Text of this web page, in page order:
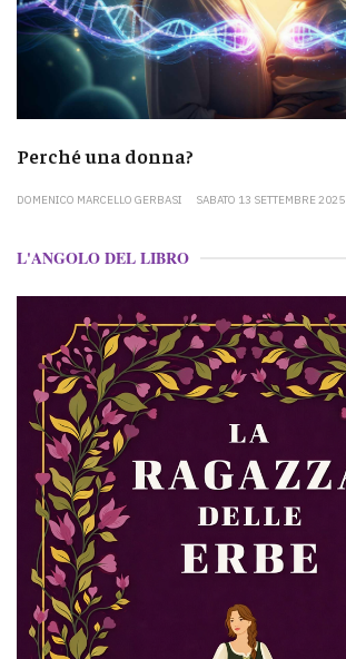
Perché una donna?
DOMENICO MARCELLO GERBASI SABATO 13 SETTEMBRE 2025
L'ANGOLO DEL LIBRO